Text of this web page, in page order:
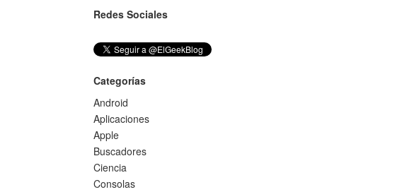
Redes Sociales
Categorías
Android
Aplicaciones
Apple
Buscadores
Ciencia
Consolas